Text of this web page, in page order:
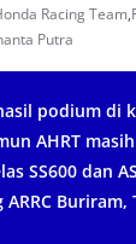
Racing Team,
Putra
podium di
AHRT
SS600 dan
ARRC Buriram,